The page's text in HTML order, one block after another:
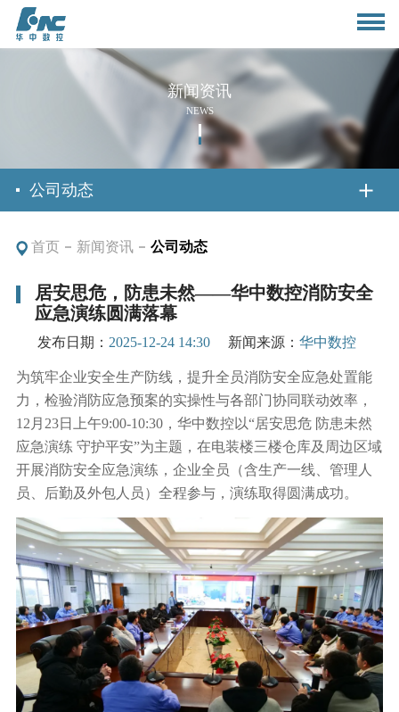
首页
关于我们
公司简介
组织架构
企业文化
资质荣誉
员工风采
新闻资讯
公司动态
行业动态
媒体报道
视频中心
产品与应用
产品中心
应用案例
技术分享
投资者关系
法制宣传
投教园地
销售与服务网络
在线留言
人力资源
新闻资讯
NEWS
公司动态
首页 新闻资讯 公司动态
居安思危，防患未然——华中数控消防安全
应急演练圆满落幕
发布日期： 2025-12-24 14:30 新闻来源：华中数控
为筑牢企业安全生产防线，提升全员消防安全应急处置能
力，检验消防应急预案的实操性与各部门协同联动效率，
12月23日上午9:00-10:30，华中数控以“居安思危 防患未然
应急演练 守护平安”为主题，在电装楼三楼仓库及周边区域
开展消防安全应急演练，企业全员（含生产一线、管理人
员、后勤及外包人员）全程参与，演练取得圆满成功。